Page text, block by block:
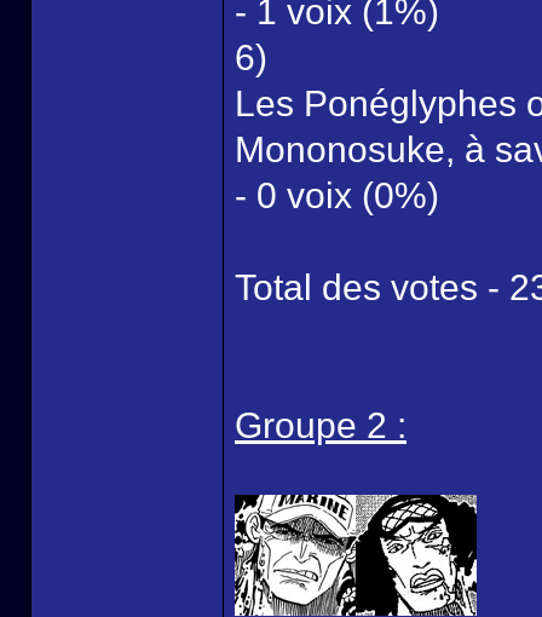
- 1 voix (1%)
6)
Les Ponéglyphes
Mononosuke, à
- 0 voix (0%)
Total des votes -
Groupe 2 :